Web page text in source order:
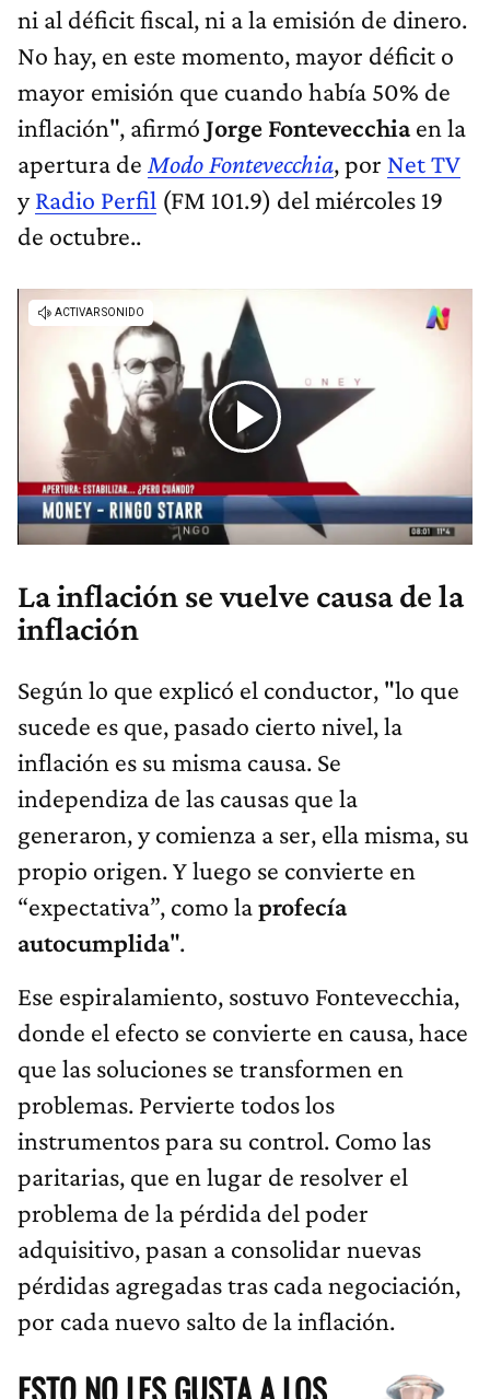
ni al déficit fiscal, ni a la emisión de dinero.
No hay, en este momento, mayor déficit o
mayor emisión que cuando había 50% de
inflación", afirmó Jorge Fontevecchiaen la
apertura de Modo Fontevecchia, por Net TV
yRadio Perfil (FM 101.9) del miércoles 19
de octubre..
La inflación se vuelve causa de la
inflación
Según lo que explicó el conductor, "lo que
sucede es que, pasado cierto nivel, la
inflación es su misma causa. Se
independiza de las causas que la
generaron, y comienza a ser, ella misma, su
propio origen. Y luego se convierte en
“expectativa”, como laprofecía
autocumplida".
Ese espiralamiento, sostuvo Fontevecchia,
donde el efecto se convierte en causa, hace
que las soluciones se transformen en
problemas. Pervierte todos los
instrumentos para su control. Como las
paritarias, que en lugar de resolver el
problema de la pérdida del poder
adquisitivo, pasan a consolidar nuevas
pérdidas agregadas tras cada negociación,
por cada nuevo salto de la inflación.
ESTO NO LES GUSTA A LOS